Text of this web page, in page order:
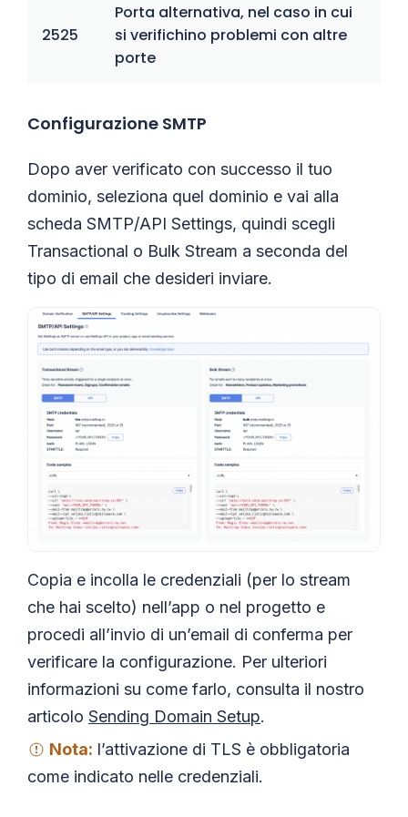
2525
Porta alternativa, nel caso in cui
si verifichino problemi con altre
porte
Configurazione SMTP
Dopo aver verificato con successo il tuo
dominio, seleziona quel dominio e vai alla
scheda SMTP/API Settings, quindi scegli
Transactional o Bulk Stream a seconda del
tipo di email che desideri inviare.
Copia e incolla le credenziali (per lo stream
che hai scelto) nell’app o nel progetto e
procedi all’invio di un’email di conferma per
verificare la configurazione. Per ulteriori
informazioni su come farlo, consulta il nostro
articolo Sending Domain Setup.
Nota: l’attivazione di TLS è obbligatoria
come indicato nelle credenziali.